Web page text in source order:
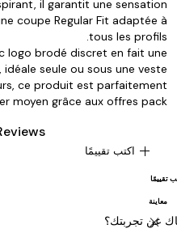
il garantit une sensation
coupe Regular Fit adaptée à
tous les profils.
logo brodé discret en fait une
seule ou sous une veste.
ce produit est parfaitement
moyen grâce aux offres pack.
add اكتب تقييمًا
تقييمًا
عن تجربتك؟
معاينة
close